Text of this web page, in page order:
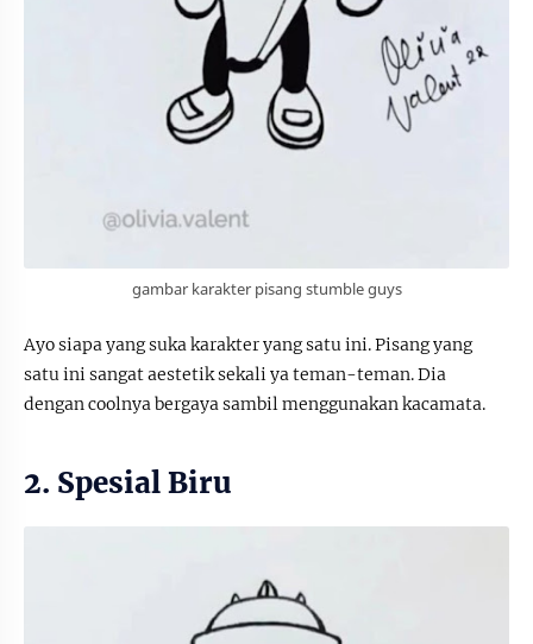
gambar karakter pisang stumble guys
Ayo siapa yang suka karakter yang satu ini. Pisang yang
satu ini sangat aestetik sekali ya teman-teman. Dia
dengan coolnya bergaya sambil menggunakan kacamata.
2. Spesial Biru